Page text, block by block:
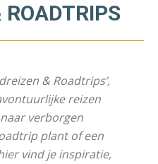
ROADTRIPS
& Roadtrips’,
reizen
verborgen
plant of een
vind je inspiratie,